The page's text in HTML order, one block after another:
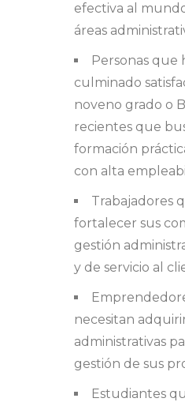
efectiva al
áreas
Personas que
culminado
noveno grado o
recientes que
formación
con alta
Trabajadores
fortalecer sus
gestión
y de servicio al
necesitan
administrativas
gestión de sus
Estudiantes